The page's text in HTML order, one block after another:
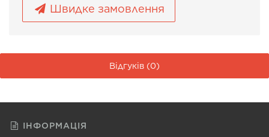
Швидке замовлення
Відгуків (0)
ІНФОРМАЦІЯ